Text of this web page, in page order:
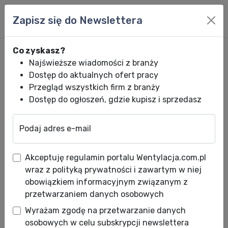
Przechowywanie pelletu – jak
robić to poprawnie?
Data publikacji: 03.12.2020
W dobie dbania o środowisko i szukania
Zapisz się do Newslettera
Co zyskasz?
Najświeższe wiadomości z branży
Dostęp do aktualnych ofert pracy
Przegląd wszystkich firm z branży
Dostęp do ogłoszeń, gdzie kupisz i sprzedasz
Podaj adres e-mail
Akceptuję regulamin portalu Wentylacja.com.pl
wraz z polityką prywatności i zawartym w niej
obowiązkiem informacyjnym związanym z
przetwarzaniem danych osobowych
Wyrażam zgodę na przetwarzanie danych
osobowych w celu subskrypcji newslettera